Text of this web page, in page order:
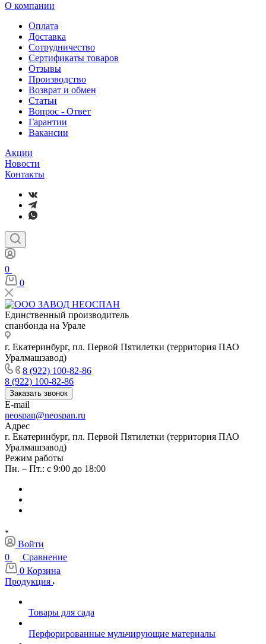
О компании
Оплата
Доставка
Сотрудничество
Сертификаты товаров
Отзывы
Производство
Возврат и обмен
Статьи
Вопрос - Ответ
Гарантии
Вакансии
Акции
Новости
Контакты
0
0
Единственный производитель
спанбонда на Урале
г. Екатеринбург, пл. Первой Пятилетки (территория ПАО
Уралмашзавод)
8 (922) 100-82-86
8 (922) 100-82-86
Заказать звонок
E-mail
neospan@neospan.ru
Адрес
г. Екатеринбург, пл. Первой Пятилетки (территория ПАО
Уралмашзавод)
Режим работы
Пн. – Пт.: с 9:00 до 18:00
Войти
0
Сравнение
0 Корзина
Продукция
Товары для сада
Перфорированные мульчирующие материалы